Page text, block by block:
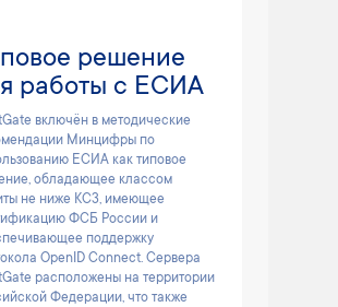
решение
работы с ЕСИА
включён в методические
Минцифры по
ЕСИА как типовое
обладающее классом
не ниже КС3, имеющее
ФСБ России и
поддержку
OpenID Connect. Сервера
расположены на территории
Федерации, что также